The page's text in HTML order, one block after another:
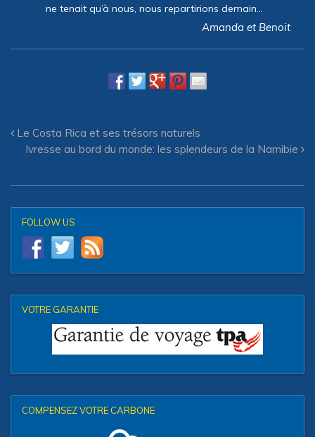
ne tenait qu’à nous, nous repartirions demain…
Amanda et Benoit
Le Costa Rica et ses trésors naturels
Ivresse au bord du monde: les splendeurs de la Namibie
FOLLOW US
VOTRE GARANTIE
COMPENSEZ VOTRE CARBONE